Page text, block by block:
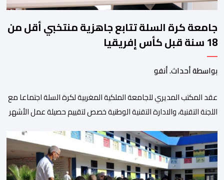
جامعة كرة السلة تتابع جاهزية منتخبي أقل من
18 سنة قبل كأس إفريقيا
بواسطة أحداث. أنفو
عقد المكتب المديري للجامعة الملكية المغربية لكرة السلة اجتماعا مع
اللجنة التقنية، والادارة التقنية الوطنية خصص لتقييم حصيلة عمل الأشهر
المنتخبات الوطنية خلال الفترة الأخيرة. وشهد الاجتماع تقديم عرض
مفصل حول مشاركة المنتخبين الوطنيين لأقل من 18 سنة، إناثا وذكورا،
من طرف اللجنة التقنية التي واكبت كل […]